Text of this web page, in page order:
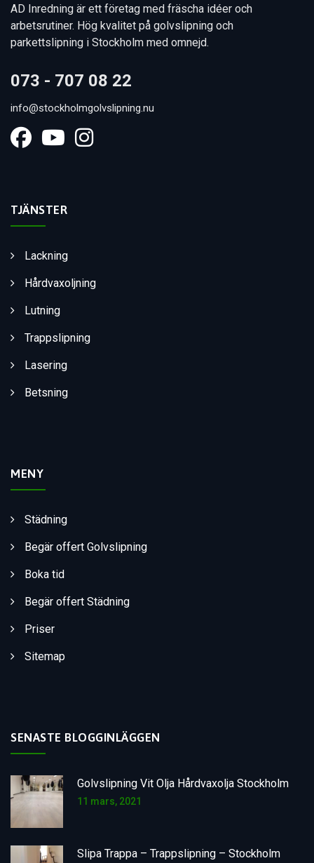
AD Inredning är ett företag med fräscha idéer och
arbetsrutiner. Hög kvalitet på golvslipning och
parkettslipning i Stockholm med omnejd.
073 - 707 08 22
info@stockholmgolvslipning.nu
TJÄNSTER
Lackning
Hårdvaxoljning
Lutning
Trappslipning
Lasering
Betsning
MENY
Städning
Begär offert Golvslipning
Boka tid
Begär offert Städning
Priser
Sitemap
SENASTE BLOGGINLÄGGEN
Golvslipning Vit Olja Hårdvaxolja Stockholm
11 mars, 2021
Slipa Trappa – Trappslipning – Stockholm